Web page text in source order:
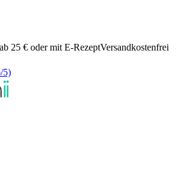
25 € oder mit E-RezeptVersandkostenfrei
5)